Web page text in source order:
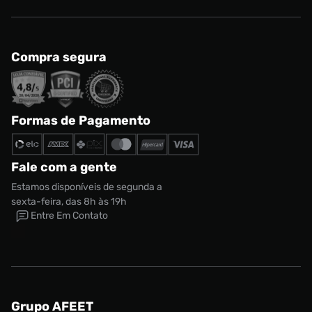
Compra segura
Formas de Pagamento
Fale com a gente
Estamos disponíveis de segunda a
sexta-feira, das 8h às 19h
Entre Em Contato
Grupo AFEET